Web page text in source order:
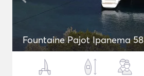
Fountaine Pajot Ipanema 58